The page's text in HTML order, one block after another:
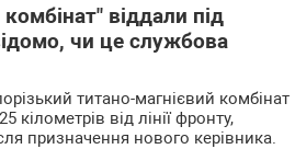
віддали під
чи це службова
титано-магнієвий комбінат
від лінії фронту,
призначення нового керівника.